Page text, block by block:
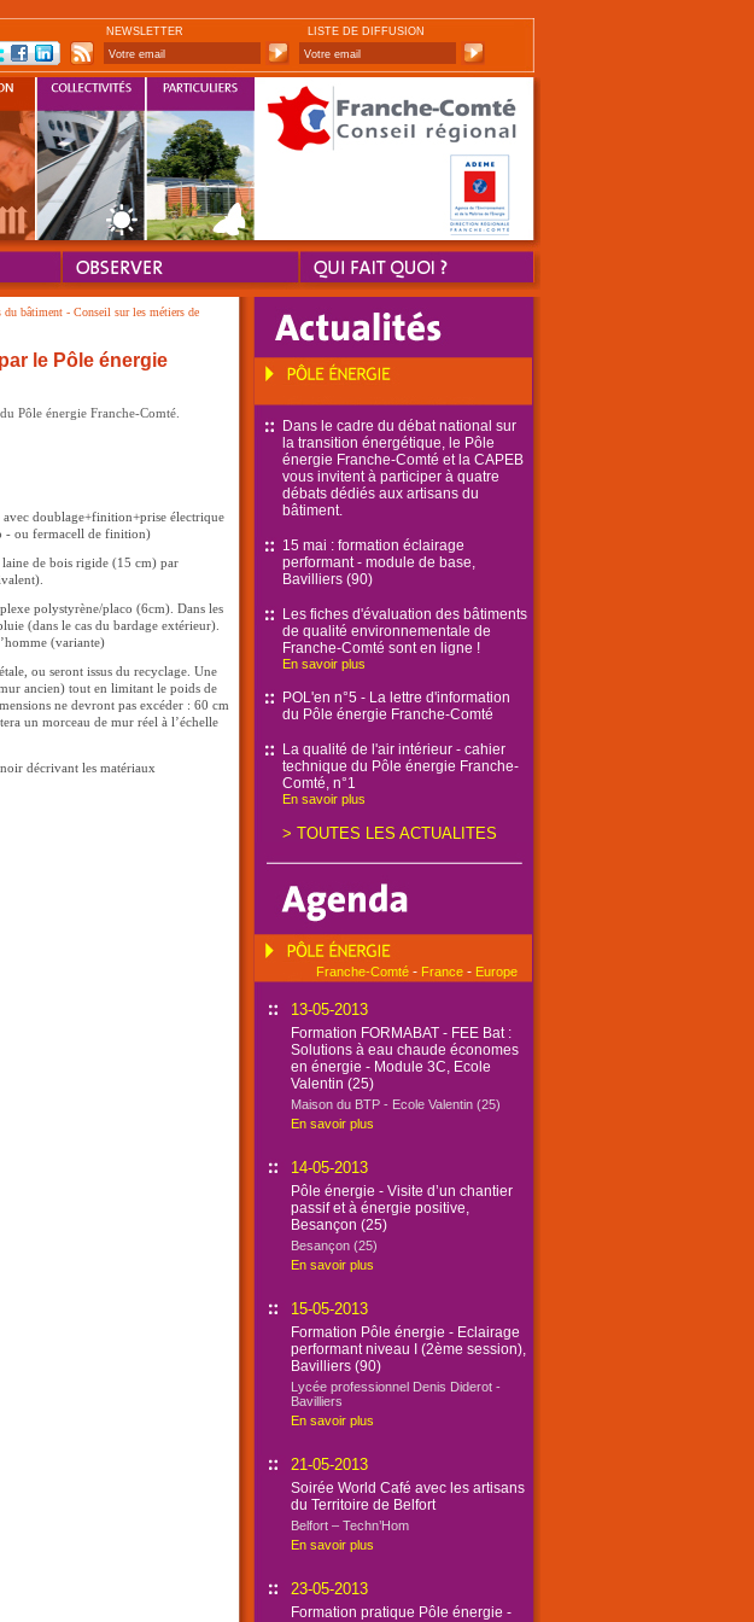
NEWSLETTER LISTE DE DIFFUSION
du bâtiment - Conseil sur les métiers de
le Pôle énergie
Pôle énergie Franche-Comté.
doublage+finition+prise électrique
- ou fermacell de finition)
laine de bois rigide (15 cm) par
polystyrène/placo (6cm). Dans les
(dans le cas du bardage extérieur).
(variante)
ou seront issus du recyclage. Une
ancien) tout en limitant le poids de
ne devront pas excéder : 60 cm
un morceau de mur réel à l’échelle
décrivant les matériaux
Dans le cadre du débat national sur
la transition énergétique, le Pôle
énergie Franche-Comté et la CAPEB
vous invitent à participer à quatre
débats dédiés aux artisans du
bâtiment.
15 mai : formation éclairage
performant - module de base,
Bavilliers (90)
Les fiches d'évaluation des bâtiments
de qualité environnementale de
Franche-Comté sont en ligne !
En savoir plus
POL'en n°5 - La lettre d'information
du Pôle énergie Franche-Comté
La qualité de l'air intérieur - cahier
technique du Pôle énergie Franche-
Comté, n°1
En savoir plus
> TOUTES LES ACTUALITES
Franche-Comté - France - Europe
13-05-2013
Formation FORMABAT - FEE Bat :
Solutions à eau chaude économes
en énergie - Module 3C, Ecole
Valentin (25)
Maison du BTP - Ecole Valentin (25)
En savoir plus
14-05-2013
Pôle énergie - Visite d’un chantier
passif et à énergie positive,
Besançon (25)
Besançon (25)
En savoir plus
15-05-2013
Formation Pôle énergie - Eclairage
performant niveau I (2ème session),
Bavilliers (90)
Lycée professionnel Denis Diderot -
Bavilliers
En savoir plus
21-05-2013
Soirée World Café avec les artisans
du Territoire de Belfort
Belfort – Techn’Hom
En savoir plus
23-05-2013
Formation pratique Pôle énergie -